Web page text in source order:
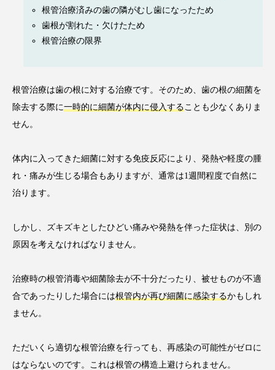
根管治療済みの歯の隣がむし歯になったため
歯根が割れた・欠けたため
根管治療の限界
根管治療は歯の根に対する治療です。そのため、歯の根の細菌を
除去する際に一時的に細菌が体内に侵入する ことも少なくありま
せん。
体内に入ってきた細菌に対する免疫反応により、発熱や軽度の腫
れ・痛みが生じる場合もありますが、通常は1週間程度で自然に
治ります。
しかし、ズキズキとしたひどい痛みや発熱を伴った症状は、別の
原因を考えなければなりません。
治療時の根管消毒や細菌除去が不十分だったり、被せものが不適
合であったりした場合には根管内が再び細菌に感染するかもしれ
ません。
ただいくら適切な根管治療を行っても、再感染の可能性がゼロに
はならないのです。これは根管の構造上避けられません。